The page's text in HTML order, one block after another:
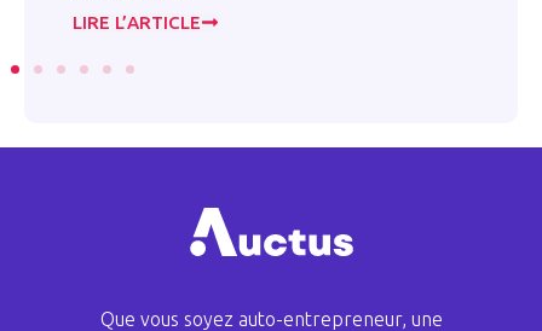
LIRE L’ARTICLE
Que vous soyez auto-entrepreneur, une